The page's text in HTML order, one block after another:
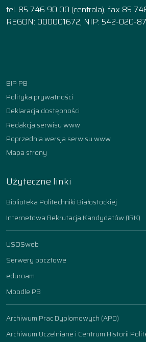
tel. 85 746 90 00 (centrala), fax 85
REGON: 000001672, NIP: 542-020-
BIP PB
Polityka prywatności
Deklaracja dostępności
Redakcja serwisu www
Poprzednia wersja serwisu www
Mapa strony
Użyteczne linki
Biblioteka Politechniki Białostockiej
Internetowa Rekrutacja Kandydatów (IRK)
USOSweb
Serwery pocztowe
eduroam
Moodle PB
Archiwum Prac Dyplomowych (APD)
Archiwum Uczelniane i Centrum Historii